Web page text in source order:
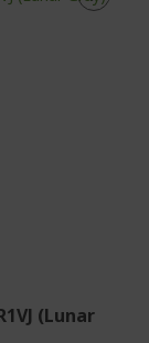
(Lunar